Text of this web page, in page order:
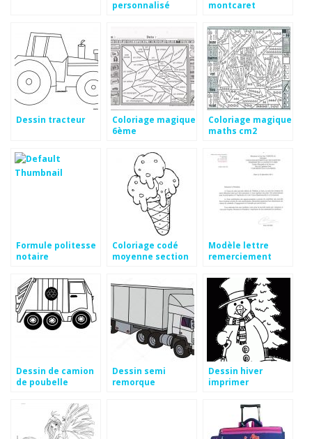
personnalisé montcaret
Dessin tracteur
Coloriage magique
6ème
Coloriage magique
maths cm2
Formule politesse
notaire
Coloriage codé
moyenne section
Modèle lettre
remerciement
Dessin de camion
de poubelle
Dessin semi
remorque
Dessin hiver
imprimer